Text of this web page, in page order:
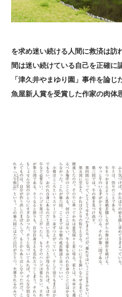
を求め迷い続ける人間に救済は訪
間は迷い続けている自己を正確に
「津久井やまゆり園」事件を論
魚屋新人賞を受賞した作家の肉体